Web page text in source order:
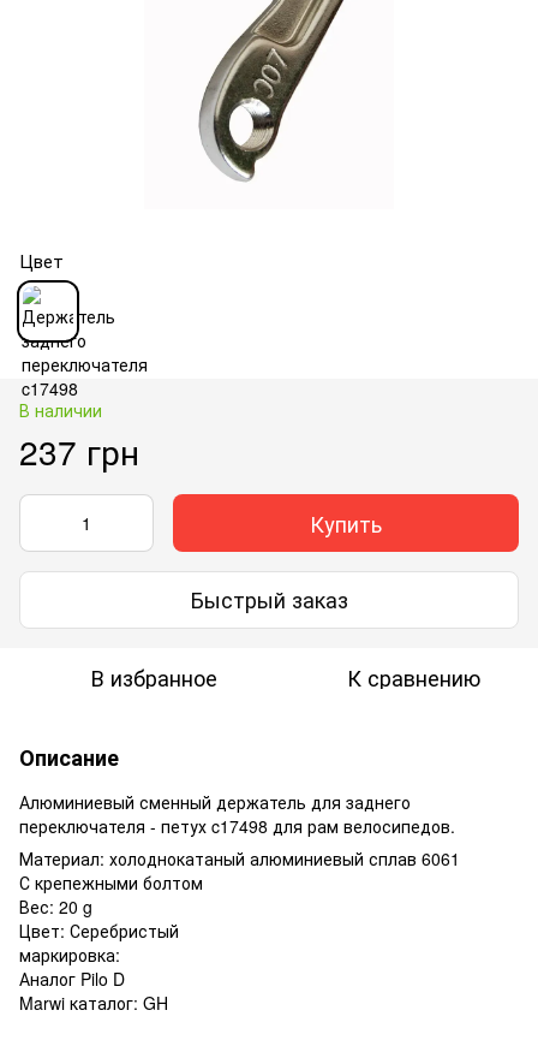
Цвет
В наличии
237 грн
Купить
Быстрый заказ
В избранное К сравнению
Описание
Алюминиевый сменный держатель для заднего
переключателя - петух c17498 для рам велосипедов.
Материал: холоднокатаный алюминиевый сплав 6061
С крепежными болтом
Вес: 20 g
Цвет: Серебристый
маркировка:
Аналог Pilo D
Marwi каталог: GH